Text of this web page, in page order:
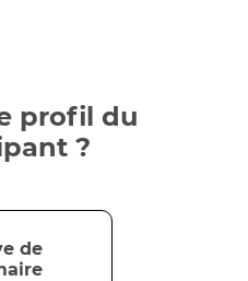
profil du
?
de